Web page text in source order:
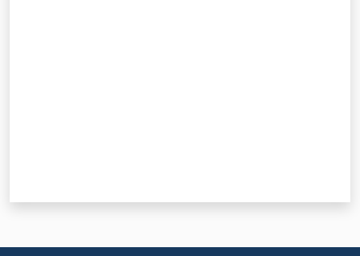
Territorio